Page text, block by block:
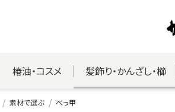
椿油・コスメ 髪飾り・かんざし・櫛
素材で選ぶ べっ甲